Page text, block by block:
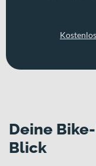
Deine
Blick